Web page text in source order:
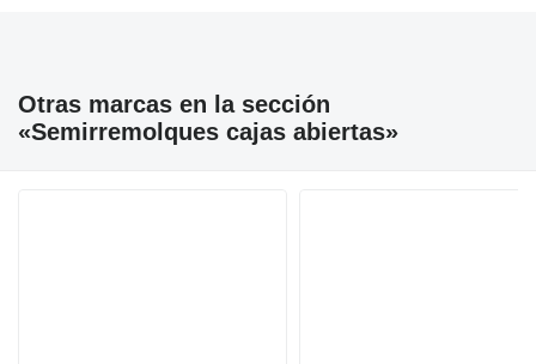
Otras marcas en la sección
«Semirremolques cajas abiertas»